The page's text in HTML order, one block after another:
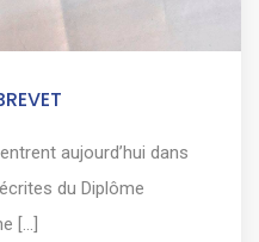
aujourd’hui dans
du Diplôme
[...]